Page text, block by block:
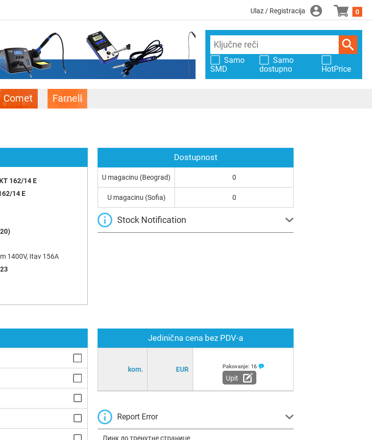
Ulaz / Registracija 0
Samo
SMD
Samo
dostupno
HotPrice
Comet Farnell
162/14 E
14 E
1400V, Itav 156A
Jedinična cena bez PDV-a
kom. EUR Pakovanje: 16
Upit
Report Error
Линк до тренутне странице
Dostupnost
U magacinu (Beograd) 0
U magacinu (Sofia) 0
Stock Notification